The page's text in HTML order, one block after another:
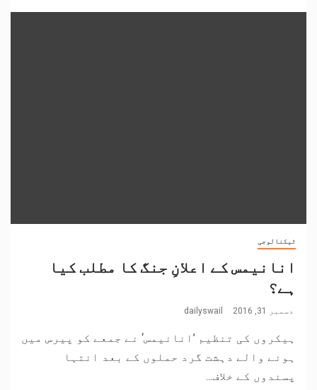
ٹیکنالوجی
انانیمس کے اعلانِ جنگ کا مطلب کیا
ہے؟
دسمبر 31, 2016 dailyswail
ہیکروں کی تنظیم ’انانیمس‘ نے جمعے کو پیرس میں
ہونے والے دہشت گرد حملوں کے بعد انتہا
پسندوں کے خلاف...